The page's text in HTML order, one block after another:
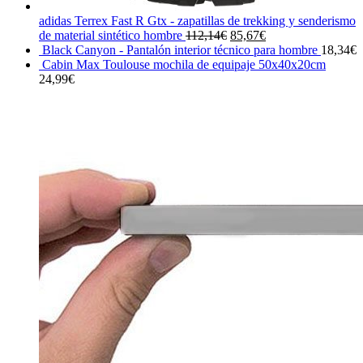
adidas Terrex Fast R Gtx - zapatillas de trekking y senderismo
de material sintético hombre 112,14€ El
precio
original
85,67€El
precio
actual
Black Canyon - Pantalón interior técnico para hombre 18,34€
Cabin Max Toulouse mochila de equipaje 50x40x20cm
24,99€